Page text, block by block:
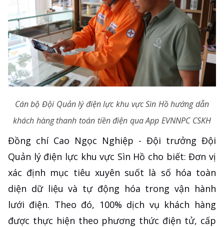
Cán bộ Đội Quản lý điện lực khu vực Sìn Hồ hướng dẫn
khách hàng thanh toán tiền điện qua App EVNNPC CSKH
Đồng chí Cao Ngọc Nghiệp - Đội trưởng Đội
Quản lý điện lực khu vực Sìn Hồ cho biết: Đơn vị
xác định mục tiêu xuyên suốt là số hóa toàn
diện dữ liệu và tự động hóa trong vận hành
lưới điện. Theo đó, 100% dịch vụ khách hàng
được thực hiện theo phương thức điện tử, cấp